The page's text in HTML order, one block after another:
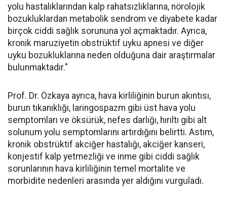
yolu hastalıklarından kalp rahatsızlıklarına, nörolojik
bozukluklardan metabolik sendrom ve diyabete kadar
birçok ciddi sağlık sorununa yol açmaktadır. Ayrıca,
kronik maruziyetin obstrüktif uyku apnesi ve diğer
uyku bozukluklarına neden olduğuna dair araştırmalar
bulunmaktadır."
Prof. Dr. Özkaya ayrıca, hava kirliliğinin burun akıntısı,
burun tıkanıklığı, laringospazm gibi üst hava yolu
semptomları ve öksürük, nefes darlığı, hırıltı gibi alt
solunum yolu semptomlarını artırdığını belirtti. Astım,
kronik obstrüktif akciğer hastalığı, akciğer kanseri,
konjestif kalp yetmezliği ve inme gibi ciddi sağlık
sorunlarının hava kirliliğinin temel mortalite ve
morbidite nedenleri arasında yer aldığını vurguladı.